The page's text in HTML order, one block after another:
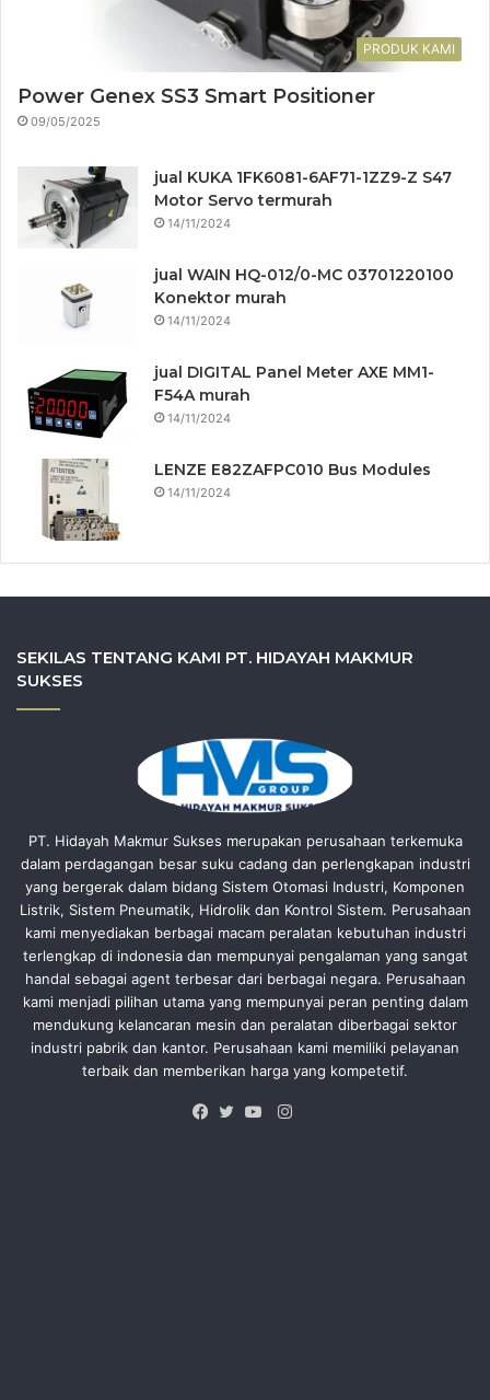
PRODUK KAMI
Power Genex SS3 Smart Positioner
09/05/2025
jual KUKA 1FK6081-6AF71-1ZZ9-Z S47
Motor Servo termurah
14/11/2024
jual WAIN HQ-012/0-MC 03701220100
Konektor murah
14/11/2024
jual DIGITAL Panel Meter AXE MM1-
F54A murah
14/11/2024
LENZE E82ZAFPC010 Bus Modules
14/11/2024
SEKILAS TENTANG KAMI PT. HIDAYAH MAKMUR
SUKSES
PT. Hidayah Makmur Sukses merupakan perusahaan terkemuka
dalam perdagangan besar suku cadang dan perlengkapan industri
yang bergerak dalam bidang Sistem Otomasi Industri, Komponen
Listrik, Sistem Pneumatik, Hidrolik dan Kontrol Sistem. Perusahaan
kami menyediakan berbagai macam peralatan kebutuhan industri
terlengkap di indonesia dan mempunyai pengalaman yang sangat
handal sebagai agent terbesar dari berbagai negara. Perusahaan
kami menjadi pilihan utama yang mempunyai peran penting dalam
mendukung kelancaran mesin dan peralatan diberbagai sektor
industri pabrik dan kantor. Perusahaan kami memiliki pelayanan
terbaik dan memberikan harga yang kompetetif.
Instagram